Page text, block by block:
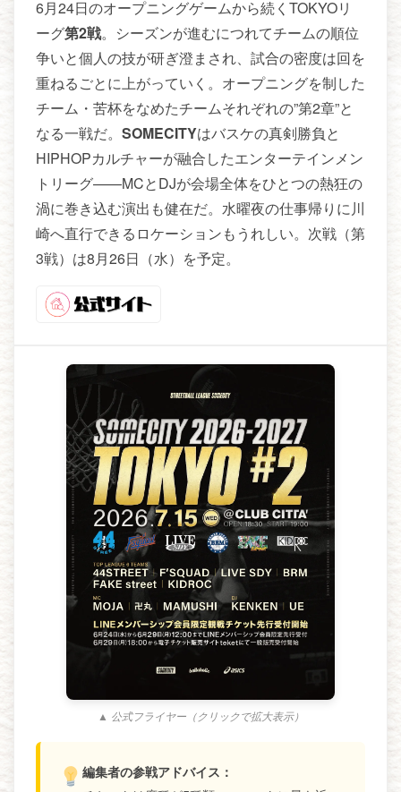
6月24日のオープニングゲームから続くTOKYOリ
ーグ第2戦。シーズンが進むにつれてチームの順位
争いと個人の技が研ぎ澄まされ、試合の密度は回を
重ねるごとに上がっていく。オープニングを制した
チーム・苦杯をなめたチームそれぞれの”第2章”と
なる一戦だ。 SOMECITYはバスケの真剣勝負と
HIPHOPカルチャーが融合したエンターテインメン
トリーグ——MCとDJが会場全体をひとつの熱狂の
渦に巻き込む演出も健在だ。水曜夜の仕事帰りに川
崎へ直行できるロケーションもうれしい。次戦（第
3戦）は8月26日（水）を予定。
▲ 公式フライヤー（クリックで拡大表示）
編集者の参戦アドバイス：